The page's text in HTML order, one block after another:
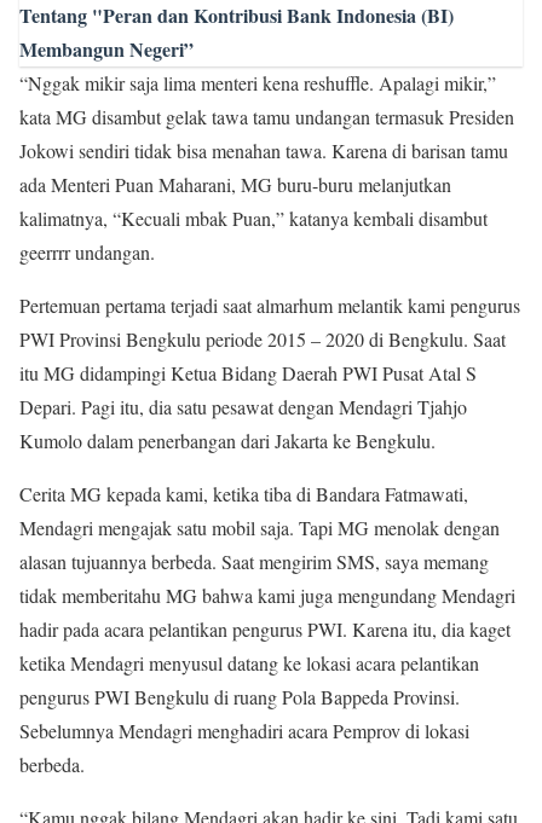
Tentang "Peran dan Kontribusi Bank Indonesia (BI)
Membangun Negeri”
“Nggak mikir saja lima menteri kena reshuffle. Apalagi mikir,”
kata MG disambut gelak tawa tamu undangan termasuk Presiden
Jokowi sendiri tidak bisa menahan tawa. Karena di barisan tamu
ada Menteri Puan Maharani, MG buru-buru melanjutkan
kalimatnya, “Kecuali mbak Puan,” katanya kembali disambut
geerrrr undangan.
Pertemuan pertama terjadi saat almarhum melantik kami pengurus
PWI Provinsi Bengkulu periode 2015 – 2020 di Bengkulu. Saat
itu MG didampingi Ketua Bidang Daerah PWI Pusat Atal S
Depari. Pagi itu, dia satu pesawat dengan Mendagri Tjahjo
Kumolo dalam penerbangan dari Jakarta ke Bengkulu.
Cerita MG kepada kami, ketika tiba di Bandara Fatmawati,
Mendagri mengajak satu mobil saja. Tapi MG menolak dengan
alasan tujuannya berbeda. Saat mengirim SMS, saya memang
tidak memberitahu MG bahwa kami juga mengundang Mendagri
hadir pada acara pelantikan pengurus PWI. Karena itu, dia kaget
ketika Mendagri menyusul datang ke lokasi acara pelantikan
pengurus PWI Bengkulu di ruang Pola Bappeda Provinsi.
Sebelumnya Mendagri menghadiri acara Pemprov di lokasi
berbeda.
“Kamu nggak bilang Mendagri akan hadir ke sini. Tadi kami satu